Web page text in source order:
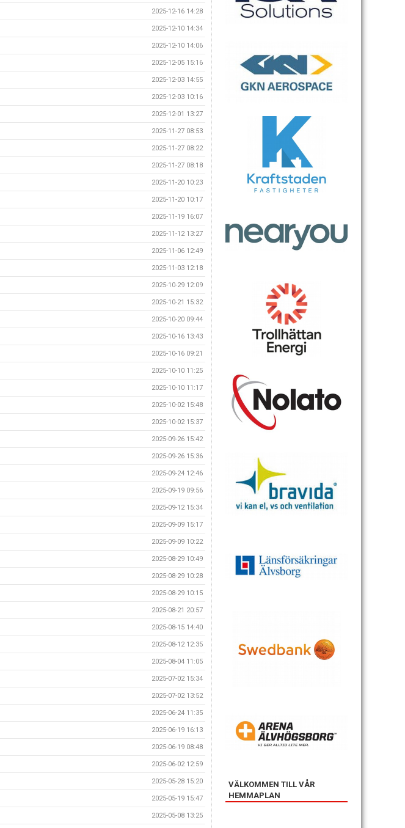
2025-12-16 14:28
2025-12-10 14:34
2025-12-10 14:06
2025-12-05 15:16
2025-12-03 14:55
2025-12-03 10:16
2025-12-01 13:27
2025-11-27 08:53
2025-11-27 08:22
2025-11-27 08:18
2025-11-20 10:23
2025-11-20 10:17
2025-11-19 16:07
2025-11-12 13:27
2025-11-06 12:49
2025-11-03 12:18
2025-10-29 12:09
2025-10-21 15:32
2025-10-20 09:44
2025-10-16 13:43
2025-10-16 09:21
2025-10-10 11:25
2025-10-10 11:17
2025-10-02 15:48
2025-10-02 15:37
2025-09-26 15:42
2025-09-26 15:36
2025-09-24 12:46
2025-09-19 09:56
2025-09-12 15:34
2025-09-09 15:17
2025-09-09 10:22
2025-08-29 10:49
2025-08-29 10:28
2025-08-29 10:15
2025-08-21 20:57
2025-08-15 14:40
2025-08-12 12:35
2025-08-04 11:05
2025-07-02 15:34
2025-07-02 13:52
2025-06-24 11:35
2025-06-19 16:13
2025-06-19 08:48
2025-06-02 12:59
2025-05-28 15:20
2025-05-19 15:47
2025-05-08 13:25
VÄLKOMMEN TILL VÅR
HEMMAPLAN